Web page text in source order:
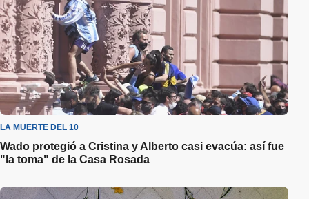
LA MUERTE DEL 10
Wado protegió a Cristina y Alberto casi evacúa: así fue
"la toma" de la Casa Rosada